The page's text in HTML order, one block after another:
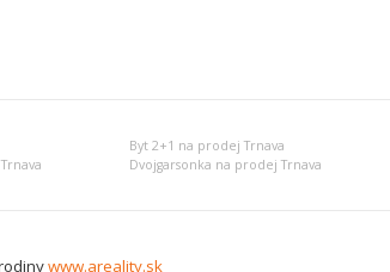
Byt 2+1 na prodej Trnava
Dvojgarsonka na prodej Trnava
www.areality.sk